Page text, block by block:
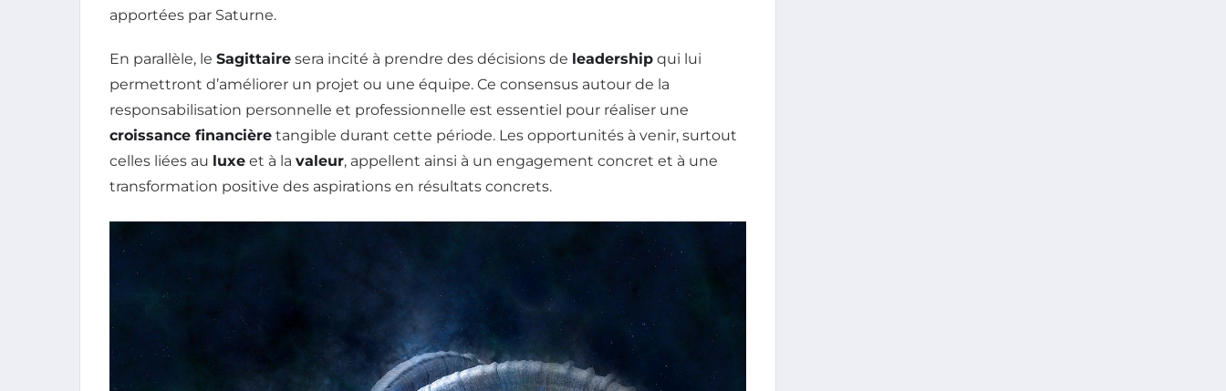
apportées par Saturne.
En parallèle, le Sagittaire sera incité à prendre des décisions de leadership qui lui
permettront d’améliorer un projet ou une équipe. Ce consensus autour de la
responsabilisation personnelle et professionnelle est essentiel pour réaliser une
croissance financière tangible durant cette période. Les opportunités à venir, surtout
celles liées au luxe et à la valeur, appellent ainsi à un engagement concret et à une
transformation positive des aspirations en résultats concrets.